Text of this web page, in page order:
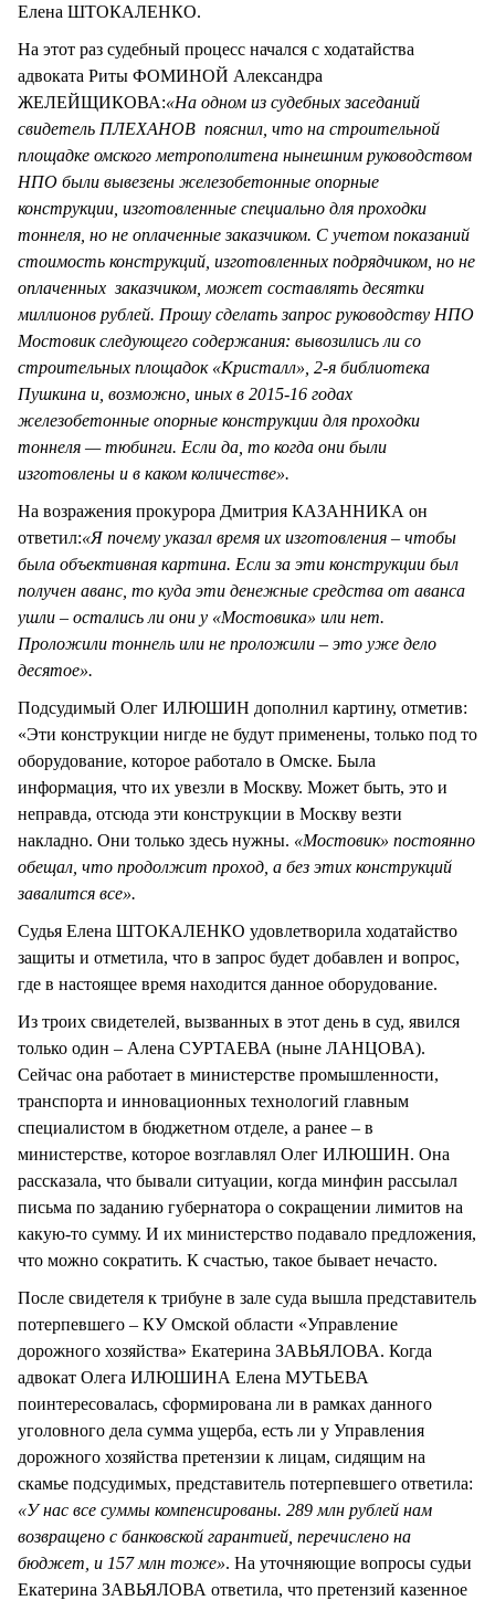
Елена ШТОКАЛЕНКО.
На этот раз судебный процесс начался с ходатайства
адвоката Риты ФОМИНОЙ Александра
ЖЕЛЕЙЩИКОВА:«На одном из судебных заседаний
свидетель ПЛЕХАНОВ пояснил, что на строительной
площадке омского метрополитена нынешним руководством
НПО были вывезены железобетонные опорные
конструкции, изготовленные специально для проходки
тоннеля, но не оплаченные заказчиком. С учетом показаний
стоимость конструкций, изготовленных подрядчиком, но не
оплаченных заказчиком, может составлять десятки
миллионов рублей. Прошу сделать запрос руководству НПО
Мостовик следующего содержания: вывозились ли со
строительных площадок «Кристалл», 2-я библиотека
Пушкина и, возможно, иных в 2015-16 годах
железобетонные опорные конструкции для проходки
тоннеля — тюбинги. Если да, то когда они были
изготовлены и в каком количестве».
На возражения прокурора Дмитрия КАЗАННИКА он
ответил:«Я почему указал время их изготовления – чтобы
была объективная картина. Если за эти конструкции был
получен аванс, то куда эти денежные средства от аванса
ушли – остались ли они у «Мостовика» или нет.
Проложили тоннель или не проложили – это уже дело
десятое».
Подсудимый Олег ИЛЮШИН дополнил картину, отметив:
«Эти конструкции нигде не будут применены, только под то
оборудование, которое работало в Омске. Была
информация, что их увезли в Москву. Может быть, это и
неправда, отсюда эти конструкции в Москву везти
накладно. Они только здесь нужны. «Мостовик» постоянно
обещал, что продолжит проход, а без этих конструкций
завалится все».
Судья Елена ШТОКАЛЕНКО удовлетворила ходатайство
защиты и отметила, что в запрос будет добавлен и вопрос,
где в настоящее время находится данное оборудование.
Из троих свидетелей, вызванных в этот день в суд, явился
только один – Алена СУРТАЕВА (ныне ЛАНЦОВА).
Сейчас она работает в министерстве промышленности,
транспорта и инновационных технологий главным
специалистом в бюджетном отделе, а ранее – в
министерстве, которое возглавлял Олег ИЛЮШИН. Она
рассказала, что бывали ситуации, когда минфин рассылал
письма по заданию губернатора о сокращении лимитов на
какую-то сумму. И их министерство подавало предложения,
что можно сократить. К счастью, такое бывает нечасто.
После свидетеля к трибуне в зале суда вышла представитель
потерпевшего – КУ Омской области «Управление
дорожного хозяйства» Екатерина ЗАВЬЯЛОВА. Когда
адвокат Олега ИЛЮШИНА Елена МУТЬЕВА
поинтересовалась, сформирована ли в рамках данного
уголовного дела сумма ущерба, есть ли у Управления
дорожного хозяйства претензии к лицам, сидящим на
скамье подсудимых, представитель потерпевшего ответила:
«У нас все суммы компенсированы. 289 млн рублей нам
возвращено с банковской гарантией, перечислено на
бюджет, и 157 млн тоже». На уточняющие вопросы судьи
Екатерина ЗАВЬЯЛОВА ответила, что претензий казенное